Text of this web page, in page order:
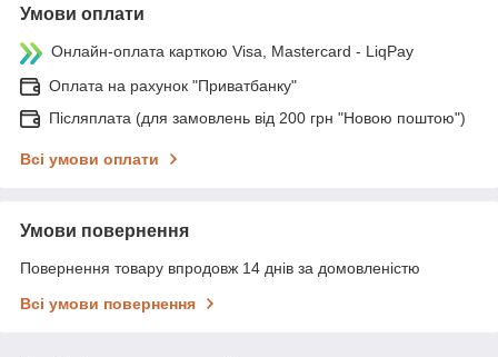
Умови оплати
Онлайн-оплата карткою Visa, Mastercard - LiqPay
Оплата на рахунок "Приватбанку"
Післяплата (для замовлень від 200 грн "Новою поштою")
Всі умови оплати
Умови повернення
Повернення товару впродовж 14 днів за домовленістю
Всі умови повернення